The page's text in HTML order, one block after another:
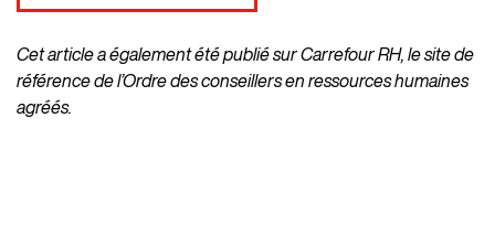
Cet article a également été publié sur Carrefour RH, le site de
référence de l’Ordre des conseillers en ressources humaines
agréés.